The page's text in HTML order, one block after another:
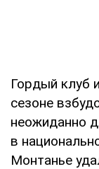
Гордый клуб
сезоне
неожиданно
в
Монтанье